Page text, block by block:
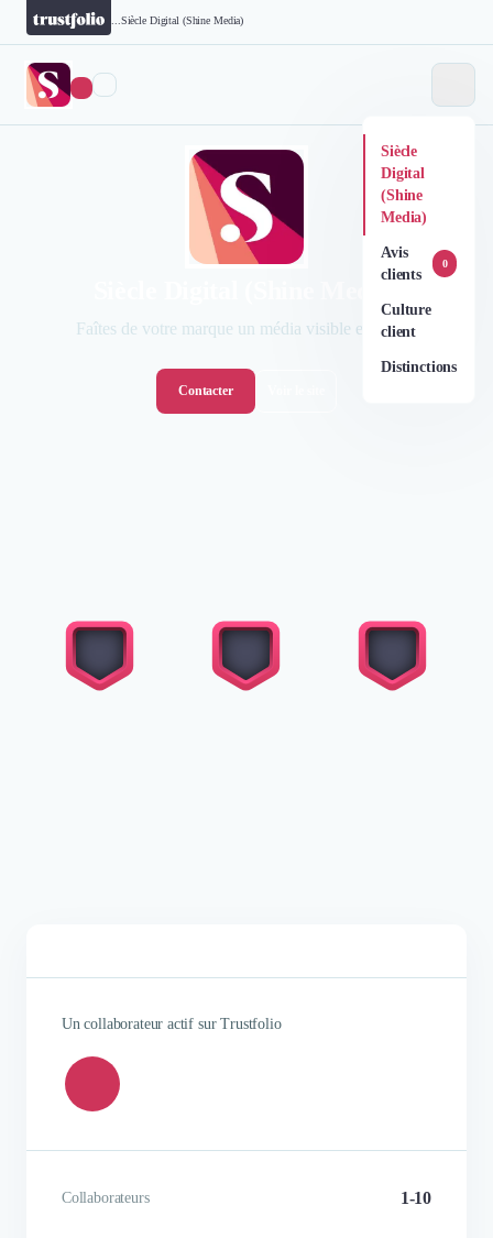
Siècle Digital (Shine Media)
Siècle
Digital
(Shine
Media)
Avis
clients
0
Culture
client
Distinctions
Faîtes de votre marque un média visible et lisible.
Contacter
Un collaborateur actif sur Trustfolio
Collaborateurs 1-10